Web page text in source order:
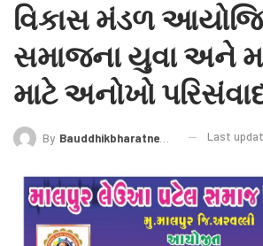
વિકાસ મંડળ
સમાજના યુવા અને
માટે અનોખો
By Bauddhikbharatnews@gmail.com Last